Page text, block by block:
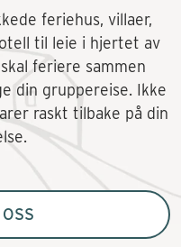
feriehus, villaer,
til leie i hjertet av
feriere sammen
din gruppereise. Ikke
raskt tilbake på din